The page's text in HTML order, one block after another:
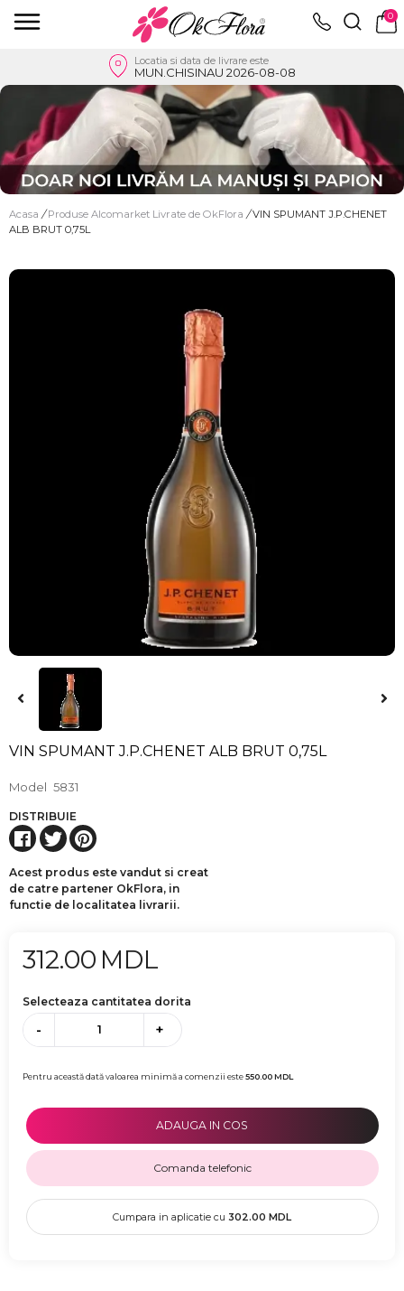
0
Locatia si data de livrare este
MUN.CHISINAU 2026-08-08
Acasa / Produse Alcomarket Livrate de OkFlora / VIN SPUMANT J.P.CHENET
ALB BRUT 0,75L
VIN SPUMANT J.P.CHENET ALB BRUT 0,75L
Model 5831
DISTRIBUIE
Acest produs este vandut si creat
de catre partener OkFlora, in
functie de localitatea livrarii.
312.00 MDL
Selecteaza cantitatea dorita
- +
Pentru această dată valoarea minimă a comenzii este550.00MDL
ADAUGA IN COS
Comanda telefonic
Cumpara in aplicatie cu 302.00 MDL